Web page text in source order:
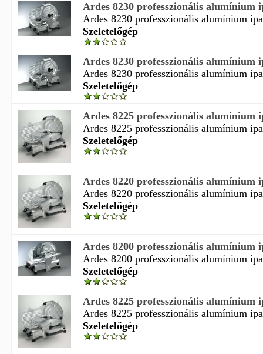
Ardes 8230 professzionális alumínium
Ardes 8230 professzionális alumínium
Szeletelőgép
Ardes 8230 professzionális alumínium
Ardes 8230 professzionális alumínium
Szeletelőgép
Ardes 8225 professzionális alumínium
Ardes 8225 professzionális alumínium
Szeletelőgép
Ardes 8220 professzionális alumínium
Ardes 8220 professzionális alumínium
Szeletelőgép
Ardes 8200 professzionális alumínium
Ardes 8200 professzionális alumínium
Szeletelőgép
Ardes 8225 professzionális alumínium
Ardes 8225 professzionális alumínium
Szeletelőgép